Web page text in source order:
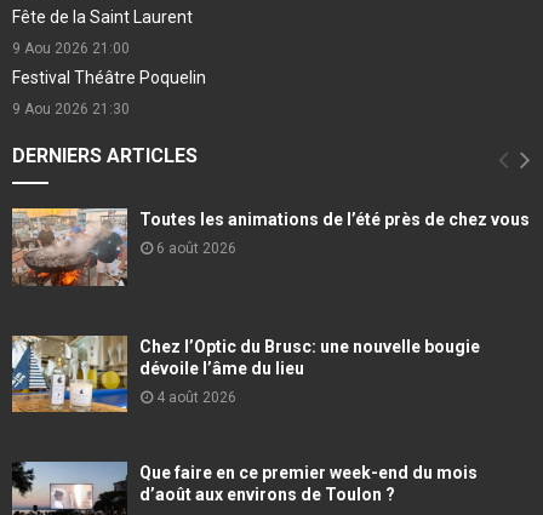
Fête de la Saint Laurent
9 Aou 2026 21:00
Festival Théâtre Poquelin
9 Aou 2026 21:30
DERNIERS ARTICLES
Toutes les animations de l’été près de chez vous
6 août 2026
Chez l’Optic du Brusc: une nouvelle bougie
dévoile l’âme du lieu
4 août 2026
Que faire en ce premier week-end du mois
d’août aux environs de Toulon ?